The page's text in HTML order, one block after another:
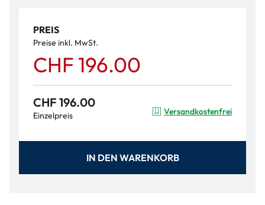
PREIS
Preise inkl. MwSt.
CHF 196.00
CHF 196.00
Einzelpreis Versandkostenfrei
IN DEN WARENKORB